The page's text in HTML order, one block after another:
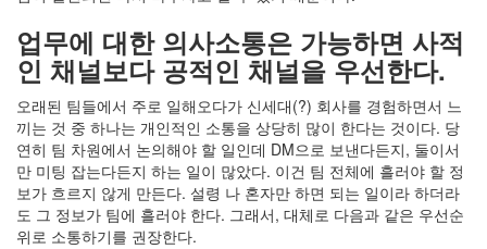
업무에 대한 의사소통은 가능하면 사적
인 채널보다 공적인 채널을 우선한다.
오래된 팀들에서 주로 일해오다가 신세대(?) 회사를 경험하면서 느
끼는 것 중 하나는 개인적인 소통을 상당히 많이 한다는 것이다. 당
연히 팀 차원에서 논의해야 할 일인데 DM으로 보낸다든지, 둘이서
만 미팅 잡는다든지 하는 일이 많았다. 이건 팀 전체에 흘러야 할 정
보가 흐르지 않게 만든다. 설령 나 혼자만 하면 되는 일이라 하더라
도 그 정보가 팀에 흘러야 한다. 그래서, 대체로 다음과 같은 우선순
위로 소통하기를 권장한다.